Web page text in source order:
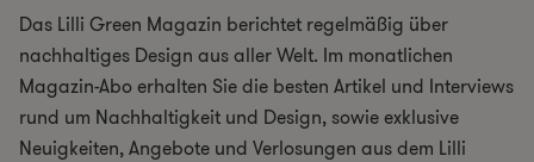
Das Lilli Green Magazin berichtet regelmäßig über
nachhaltiges Design aus aller Welt. Im monatlichen
Magazin-Abo erhalten Sie die besten Artikel und Interviews
rund um Nachhaltigkeit und Design, sowie exklusive
Neuigkeiten, Angebote und Verlosungen aus dem Lilli